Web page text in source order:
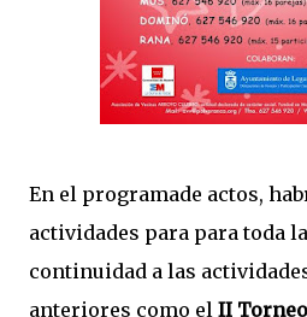
En el programade actos,
actividades para para toda
continuidad a las
anteriores como el II